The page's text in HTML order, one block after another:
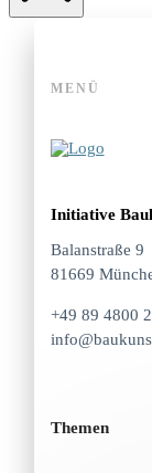
MENÜ
Initiative
Balanstraße 9
81669
+49 89 4800
Themen